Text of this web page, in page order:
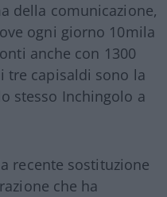
della comunicazione,
ogni giorno 10mila
anche con 1300
tre capisaldi sono la
stesso Inchingolo a
recente sostituzione
che ha